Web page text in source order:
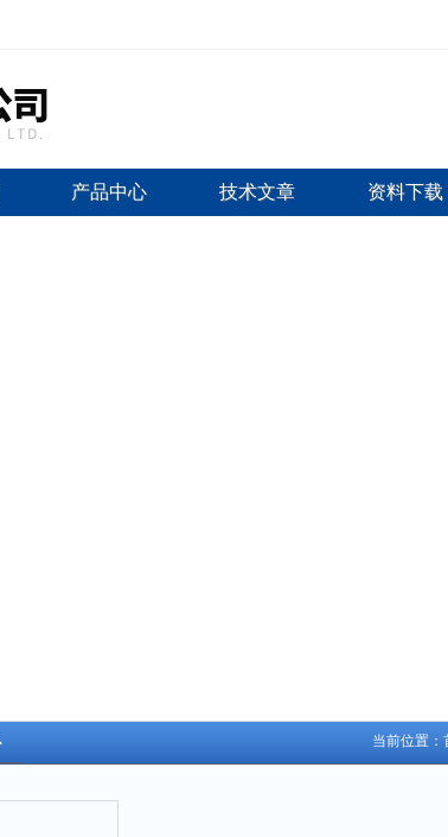
产品中心 技术文章 资料下载
当前位置：